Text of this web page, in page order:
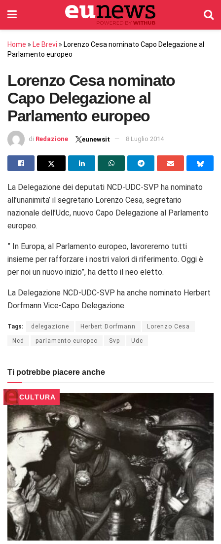
Home » Le Brevi » Lorenzo Cesa nominato Capo Delegazione al
Parlamento europeo
Lorenzo Cesa nominato
Capo Delegazione al
Parlamento europeo
di Redazione eunewsit 8 Luglio 2014
La Delegazione dei deputati NCD-UDC-SVP ha nominato
all’unanimita’ il segretario Lorenzo Cesa, segretario
nazionale dell’Udc, nuovo Capo Delegazione al Parlamento
europeo.
” In Europa, al Parlamento europeo, lavoreremo tutti
insieme per rafforzare i nostri valori di riferimento. Oggi è
per noi un nuovo inizio”, ha detto il neo eletto.
La Delegazione NCD-UDC-SVP ha anche nominato Herbert
Dorfmann Vice-Capo Delegazione.
Tags: delegazione Herbert Dorfmann Lorenzo Cesa
Ncd parlamento europeo Svp Udc
Ti potrebbe piacere anche
CULTURA